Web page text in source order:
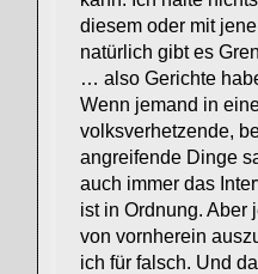
diesem oder mit
natürlich gibt es
… also Gerichte
Wenn jemand in
volksverhetzende,
angreifende Dinge
auch immer das
ist in Ordnung. Aber
von vornherein
ich für falsch. Und